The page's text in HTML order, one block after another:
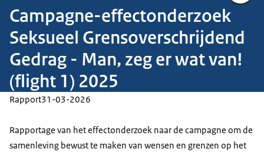
Campagne-effectonderzoek
Seksueel Grensoverschrijdend
Gedrag - Man, zeg er wat van!
(flight 1) 2025
Rapport31-03-2026
Rapportage van het effectonderzoek naar de campagne om de
samenleving bewust te maken van wensen en grenzen op het